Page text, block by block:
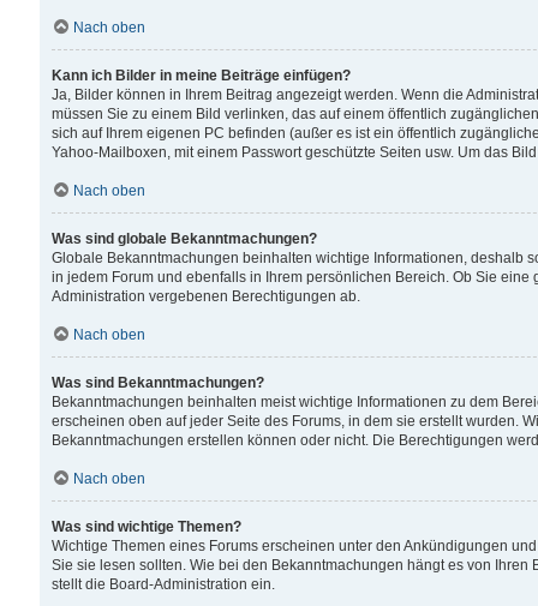
Nach oben
Kann ich Bilder in meine Beiträge einfügen?
Ja, Bilder können in Ihrem Beitrag angezeigt werden. Wenn die
müssen Sie zu einem Bild verlinken, das auf einem öffentlich
sich auf Ihrem eigenen PC befinden (außer es ist ein öffentlich
Yahoo-Mailboxen, mit einem Passwort geschützte Seiten usw. Um das
Nach oben
Was sind globale Bekanntmachungen?
Globale Bekanntmachungen beinhalten wichtige Informationen, deshalb
in jedem Forum und ebenfalls in Ihrem persönlichen Bereich. Ob Sie
Administration vergebenen Berechtigungen ab.
Nach oben
Was sind Bekanntmachungen?
Bekanntmachungen beinhalten meist wichtige Informationen zu dem
erscheinen oben auf jeder Seite des Forums, in dem sie erstellt wurden.
Bekanntmachungen erstellen können oder nicht. Die Berechtigungen
Nach oben
Was sind wichtige Themen?
Wichtige Themen eines Forums erscheinen unter den Ankündigungen
Sie sie lesen sollten. Wie bei den Bekanntmachungen hängt es von
stellt die Board-Administration ein.